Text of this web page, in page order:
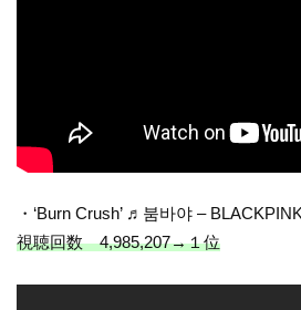
・‘Burn Crush’ ♬붐바야 –
視聴回数 4,985,207→１位